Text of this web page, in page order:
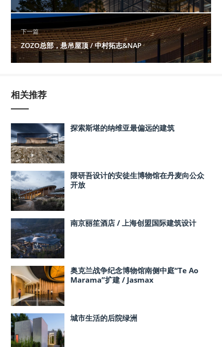
下一篇
ZOZO总部，悬吊屋顶 / 中村拓志&NAP
相关推荐
探索斯堪的纳维亚最偏远的建筑
隈研吾设计的安徒生博物馆在丹麦向公众
开放
南京丽笙酒店 / 上海创盟国际建筑设计
奥克兰战争纪念博物馆南侧中庭“Te Ao
Marama”扩建 / Jasmax
城市生活的后院绿洲